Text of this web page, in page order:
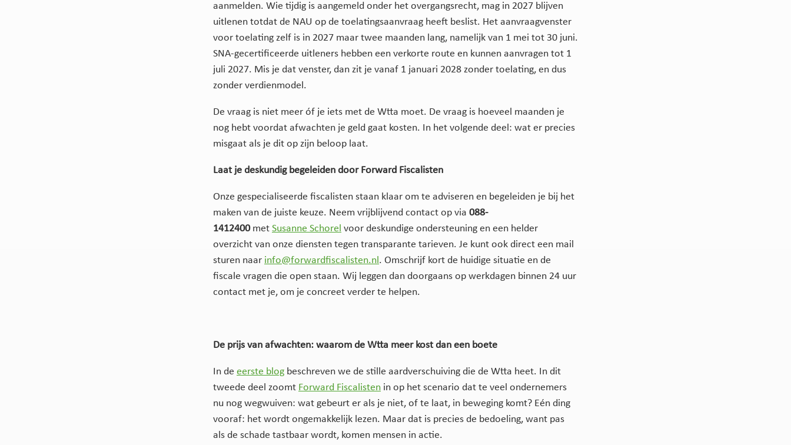
aanmelden. Wie tijdig is aangemeld onder het overgangsrecht, mag in 2027 blijven
uitlenen totdat de NAU op de toelatingsaanvraag heeft beslist. Het aanvraagvenster
voor toelating zelf is in 2027 maar twee maanden lang, namelijk van 1 mei tot 30 juni.
SNA-gecertificeerde uitleners hebben een verkorte route en kunnen aanvragen tot 1
juli 2027. Mis je dat venster, dan zit je vanaf 1 januari 2028 zonder toelating, en dus
zonder verdienmodel.
De vraag is niet meer óf je iets met de Wtta moet. De vraag is hoeveel maanden je
nog hebt voordat afwachten je geld gaat kosten. In het volgende deel: wat er precies
misgaat als je dit op zijn beloop laat.
Laat je deskundig begeleiden door Forward Fiscalisten
Onze gespecialiseerde fiscalisten staan klaar om te adviseren en begeleiden je bij het
maken van de juiste keuze. Neem vrijblijvend contact op via 088-
1412400met Susanne Schorel voor deskundige ondersteuning en een helder
overzicht van onze diensten tegen transparante tarieven. Je kunt ook direct een mail
sturen naar info@forwardfiscalisten.nl. Omschrijf kort de huidige situatie en de
fiscale vragen die open staan. Wij leggen dan doorgaans op werkdagen binnen 24 uur
contact met je, om je concreet verder te helpen.
De prijs van afwachten: waarom de Wtta meer kost dan een boete
In de eerste blog beschreven we de stille aardverschuiving die de Wtta heet. In dit
tweede deel zoomt Forward Fiscalisten in op het scenario dat te veel ondernemers
nu nog wegwuiven: wat gebeurt er als je niet, of te laat, in beweging komt? Eén ding
vooraf: het wordt ongemakkelijk lezen. Maar dat is precies de bedoeling, want pas
als de schade tastbaar wordt, komen mensen in actie.